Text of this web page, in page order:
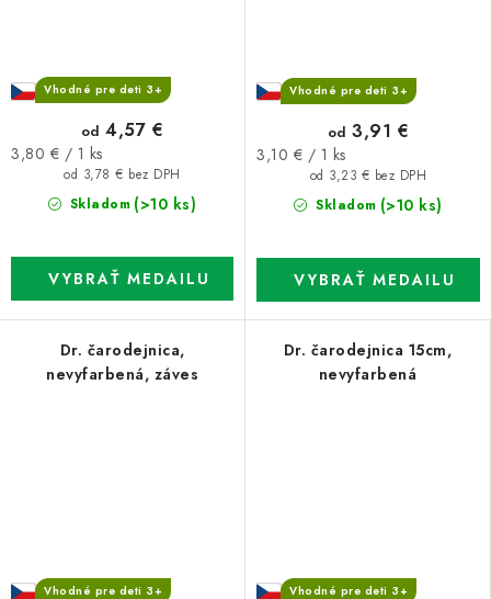
Vhodné pre deti 3+
Skladom (>10 ks)
od 3,78 € bez DPH
od 4,57 €
Jednotková
3,80 € / 1 ks
Vhodné pre deti 3+
Skladom (>10 ks)
od 3,23 € bez DPH
od 3,91 €
Jednotková
3,10 € / 1 ks
Dr. čarodejnica,
nevyfarbená, záves
Vhodné pre deti 3+
Dr. čarodejnica 15cm,
nevyfarbená
Vhodné pre deti 3+